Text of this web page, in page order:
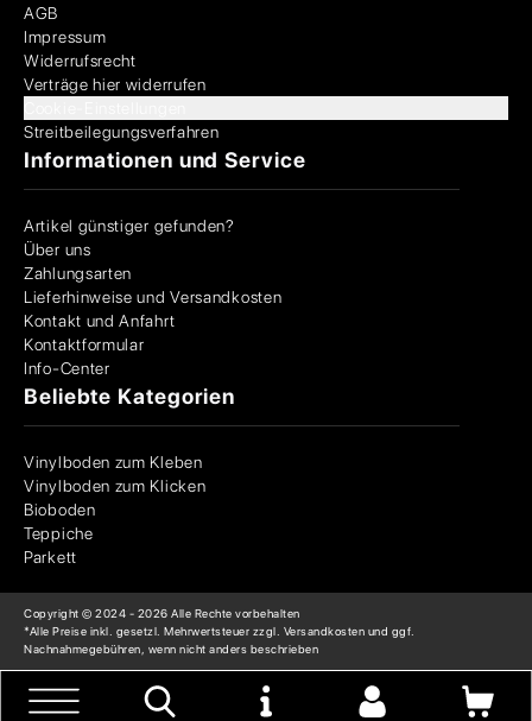
AGB
Impressum
Widerrufsrecht
Verträge hier widerrufen
Streitbeilegungsverfahren
Informationen und Service
Artikel günstiger gefunden?
Über uns
Zahlungsarten
Lieferhinweise und Versandkosten
Kontakt und Anfahrt
Kontaktformular
Info-Center
Beliebte Kategorien
Vinylboden zum Kleben
Vinylboden zum Klicken
Bioboden
Teppiche
Parkett
Copyright © 2024 - 2026 Alle Rechte vorbehalten
*Alle Preise inkl. gesetzl. Mehrwertsteuer zzgl. Versandkosten und ggf.
Nachnahmegebühren, wenn nicht anders beschrieben